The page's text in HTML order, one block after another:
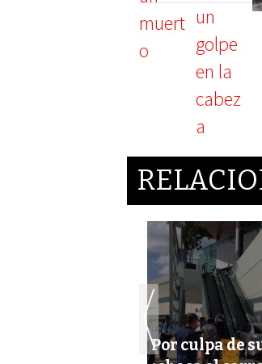
Por culpa de